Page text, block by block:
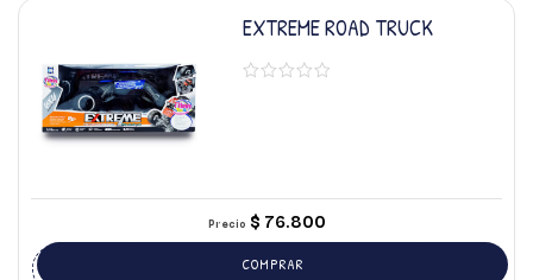
EXTREME ROAD TRUCK
Precio $ 76.800
COMPRAR